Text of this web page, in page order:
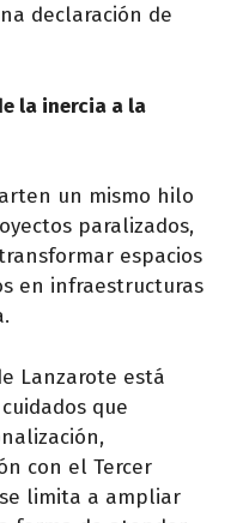
declaración de
la inercia a la
un mismo hilo
paralizados,
espacios
en infraestructuras
Lanzarote está
que
con el Tercer
limita a ampliar